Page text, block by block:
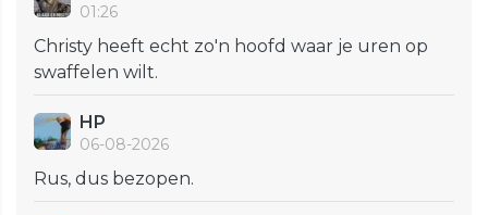
01:26
Christy heeft echt zo'n hoofd waar je uren op
swaffelen wilt.
HP
06-08-2026
Rus, dus bezopen.